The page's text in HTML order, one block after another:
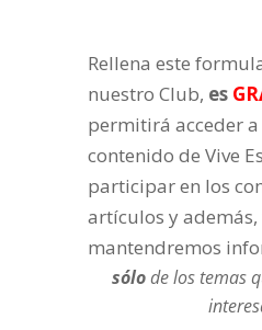
Rellena este
nuestro Club, es
permitirá acceder
contenido de Vive
participar en los
artículos y además,
mantendremos
sólode los temas